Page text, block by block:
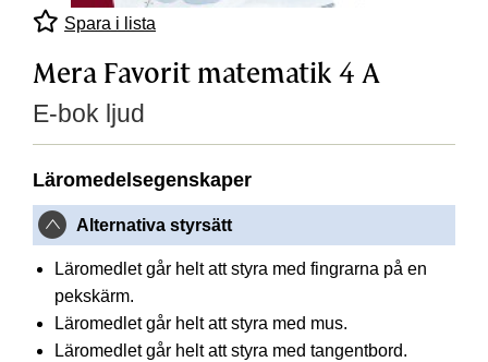
Spara i lista
Mera Favorit matematik 4 A
E-bok ljud
Läromedelsegenskaper
Alternativa styrsätt
Läromedlet går helt att styra med fingrarna på en
pekskärm.
Läromedlet går helt att styra med mus.
Läromedlet går helt att styra med tangentbord.